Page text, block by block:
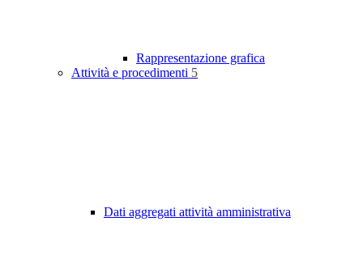
Rappresentazione grafica
Attività e procedimenti 5
Dati aggregati attività amministrativa